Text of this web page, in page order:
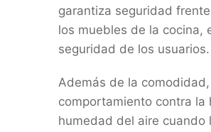
garantiza seguridad
los muebles de la cocina,
seguridad de los usuarios.
Además de la
comportamiento contra la
humedad del aire cuando